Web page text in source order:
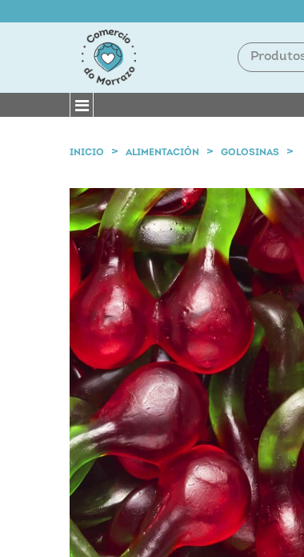
INICIO ALIMENTACIÓN GOLOSINAS